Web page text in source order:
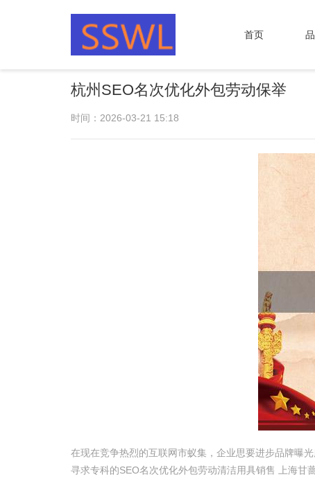
首页
杭州SEO名次优化外包劳动保举
时间：2026-03-21 15:18
在现在竞争热烈的互联网市蚁集，企业思要进步品牌曝
寻求专科的SEO名次优化外包劳动清洁用具销售 上海甘